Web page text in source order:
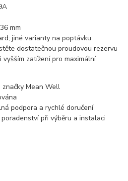
mm
jiné varianty na poptávku
dostatečnou proudovou rezervu
zatížení pro maximální
Mean Well
podpora a rychlé doručení
při výběru a instalaci